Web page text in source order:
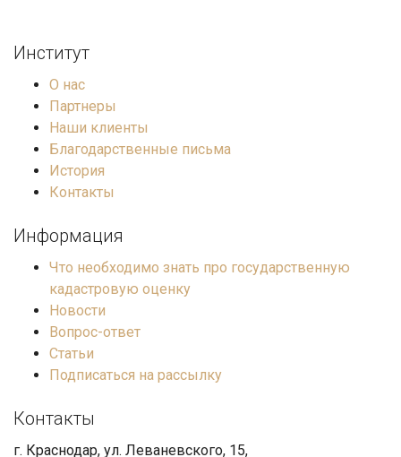
Институт
О нас
Партнеры
Наши клиенты
Благодарственные письма
История
Контакты
Информация
Что необходимо знать про государственную
кадастровую оценку
Новости
Вопрос-ответ
Статьи
Подписаться на рассылку
Контакты
г. Краснодар, ул. Леваневского, 15,